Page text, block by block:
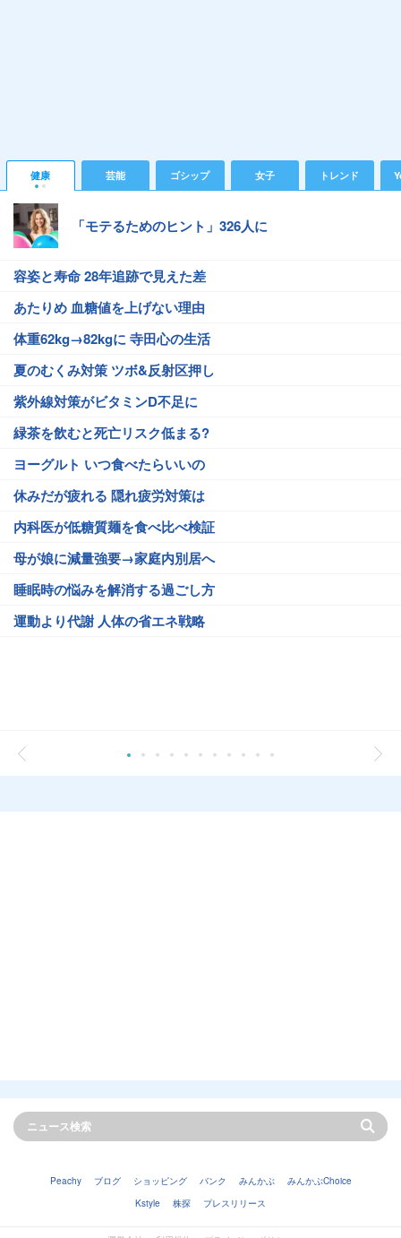
健康 芸能 ゴシップ 女子 トレンド
「モテるためのヒント」326人に
容姿と寿命 28年追跡で見えた差
あたりめ 血糖値を上げない理由
体重62kg→82kgに 寺田心の生活
夏のむくみ対策 ツボ&反射区押し
紫外線対策がビタミンD不足に
緑茶を飲むと死亡リスク低まる?
ヨーグルト いつ食べたらいいの
休みだが疲れる 隠れ疲労対策は
内科医が低糖質麺を食べ比べ検証
母が娘に減量強要→家庭内別居へ
睡眠時の悩みを解消する過ごし方
運動より代謝 人体の省エネ戦略
Peachy ブログ ショッピング バンク みんかぶ
みんかぶChoice
Kstyle
株探 プレスリリース